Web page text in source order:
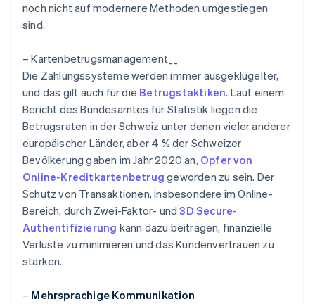
noch nicht auf modernere Methoden umgestiegen
sind.
– Kartenbetrugsmanagement__
Die Zahlungssysteme werden immer ausgeklügelter,
und das gilt auch für die Betrugstaktiken. Laut einem
Bericht des Bundesamtes für Statistik liegen die
Betrugsraten in der Schweiz unter denen vieler anderer
europäischer Länder, aber 4 % der Schweizer
Bevölkerung gaben im Jahr 2020 an, Opfer von
Online-Kreditkartenbetrug geworden zu sein. Der
Schutz von Transaktionen, insbesondere im Online-
Bereich, durch Zwei-Faktor- und3D Secure-
Authentifizierung kann dazu beitragen, finanzielle
Verluste zu minimieren und das Kundenvertrauen zu
stärken.
– Mehrsprachige Kommunikation